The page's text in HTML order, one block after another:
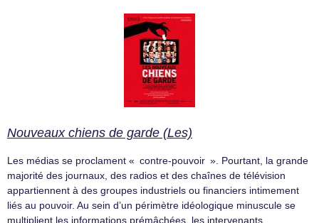
Nouveaux chiens de garde (Les)
Les médias se proclament « contre-pouvoir ». Pourtant, la grande
majorité des journaux, des radios et des chaînes de télévision
appartiennent à des groupes industriels ou financiers intimement
liés au pouvoir. Au sein d’un périmètre idéologique minuscule se
multiplient les informations prémâchées, les intervenants